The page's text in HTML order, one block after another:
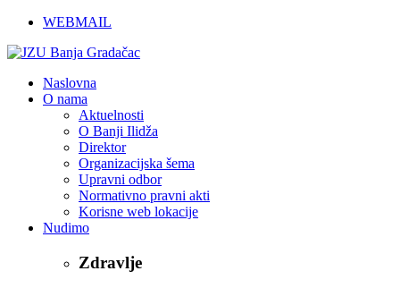
WEBMAIL
Naslovna
O nama
Aktuelnosti
O Banji Ilidža
Direktor
Organizacijska šema
Upravni odbor
Normativno pravni akti
Korisne web lokacije
Nudimo
Zdravlje